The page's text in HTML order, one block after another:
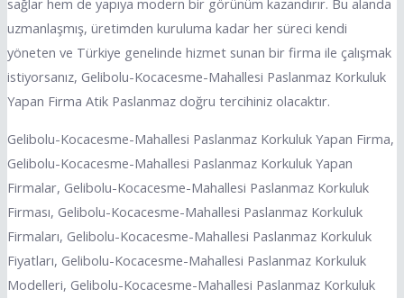
sağlar hem de yapıya modern bir görünüm kazandırır. Bu alanda
uzmanlaşmış, üretimden kuruluma kadar her süreci kendi
yöneten ve Türkiye genelinde hizmet sunan bir firma ile çalışmak
istiyorsanız, Gelibolu-Kocacesme-Mahallesi Paslanmaz Korkuluk
Yapan Firma Atik Paslanmaz doğru tercihiniz olacaktır.
Gelibolu-Kocacesme-Mahallesi Paslanmaz Korkuluk Yapan Firma,
Gelibolu-Kocacesme-Mahallesi Paslanmaz Korkuluk Yapan
Firmalar, Gelibolu-Kocacesme-Mahallesi Paslanmaz Korkuluk
Firması, Gelibolu-Kocacesme-Mahallesi Paslanmaz Korkuluk
Firmaları, Gelibolu-Kocacesme-Mahallesi Paslanmaz Korkuluk
Fiyatları, Gelibolu-Kocacesme-Mahallesi Paslanmaz Korkuluk
Modelleri, Gelibolu-Kocacesme-Mahallesi Paslanmaz Korkuluk